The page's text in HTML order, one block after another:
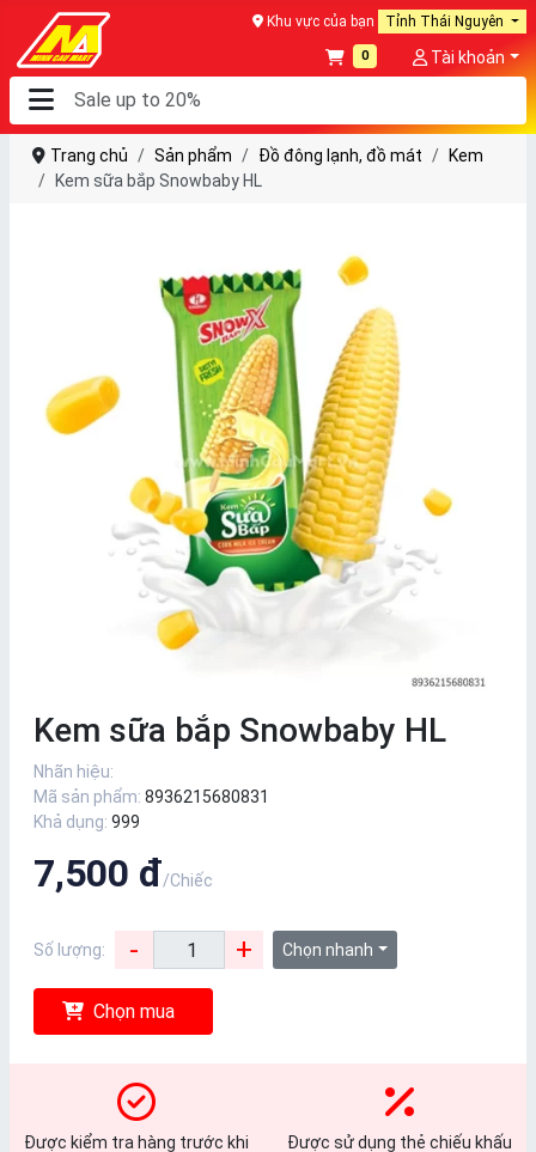
Khu vực của bạn Tỉnh Thái Nguyên
0 Tài khoản
Trang chủ Sản phẩm Đồ đông lạnh, đồ mát
Kem
Kem sữa bắp Snowbaby HL
Kem sữa bắp Snowbaby HL
Nhãn hiệu:
Mã sản phẩm: 8936215680831
Khả dụng: 999
7,500 đ/Chiếc
Số lượng: - + Chọn nhanh
Chọn mua
Được kiểm tra hàng trước khi
Được sử dụng thẻ chiếu khấu